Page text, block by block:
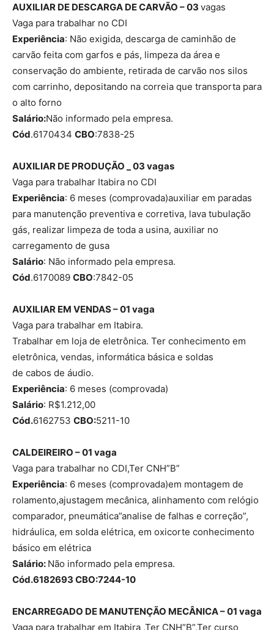
AUXILIAR DE DESCARGA DE CARVÃO – 03 vagas
Vaga para trabalhar no CDI
Experiência: Não exigida, descarga de caminhão de
carvão feita com garfos e pás, limpeza da área e
conservação do ambiente, retirada de carvão nos silos
com carrinho, depositando na correia que transporta para
o alto forno
Salário:Não informado pela empresa.
Cód.6170434 CBO:7838-25
AUXILIAR DE PRODUÇÃO _ 03 vagas
Vaga para trabalhar Itabira no CDI
Experiência: 6 meses (comprovada)auxiliar em paradas
para manutenção preventiva e corretiva, lava tubulação
gás, realizar limpeza de toda a usina, auxiliar no
carregamento de gusa
Salário: Não informado pela empresa.
Cód.6170089 CBO:7842-05
AUXILIAR EM VENDAS – 01 vaga
Vaga para trabalhar em Itabira.
Trabalhar em loja de eletrônica. Ter conhecimento em
eletrônica, vendas, informática básica e soldas
de cabos de áudio.
Experiência: 6 meses (comprovada)
Salário: R$1.212,00
Cód.6162753 CBO:5211-10
CALDEIREIRO – 01 vaga
Vaga para trabalhar no CDI,Ter CNH”B”
Experiência: 6 meses (comprovada)em montagem de
rolamento,ajustagem mecânica, alinhamento com relógio
comparador, pneumática”analise de falhas e correção”,
hidráulica, em solda elétrica, em oxicorte conhecimento
básico em elétrica
Salário: Não informado pela empresa.
Cód.6182693 CBO:7244-10
ENCARREGADO DE MANUTENÇÃO MECÂNICA – 01 vaga
Vaga para trabalhar em Itabira ,Ter CNH”B”,Ter curso